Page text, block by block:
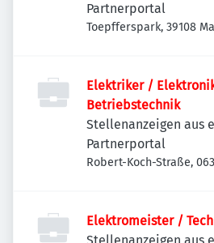
Partnerportal
Toepfferspark, 39108
Elektriker /
Betriebstechnik
Stellenanzeigen aus
Partnerportal
Robert-Koch-Straße,
Elektromeister /